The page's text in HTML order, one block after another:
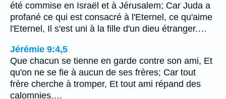
été commise en Israël et à Jérusalem; Car Juda a
profané ce qui est consacré à l'Eternel, ce qu'aime
l'Eternel, Il s'est uni à la fille d'un dieu étranger.…
Jérémie 9:4,5
Que chacun se tienne en garde contre son ami, Et
qu'on ne se fie à aucun de ses frères; Car tout
frère cherche à tromper, Et tout ami répand des
calomnies.…